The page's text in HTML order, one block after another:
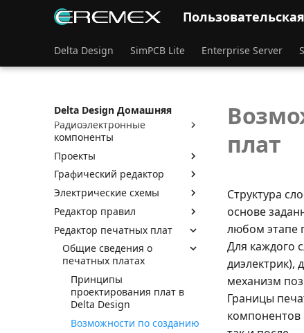
Delta Design SimPCB Lite Enterprise Server
Delta Design Домашняя
Основы работы с системой
Стандарты системы
Радиоэлектронные
компоненты
Проекты
Графический редактор
Электрические схемы
Редактор правил
Редактор печатных плат
Общие сведения о
печатных платах
Принципы
проектирования плат в
Delta Design
Возможности по созданию
плат
Структура
основе
любом этапе
Для каждого
диэлектрик),
механизм
Границы
компонентов